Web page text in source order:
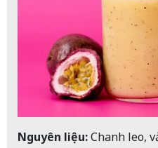
Nguyên liệu:Chanh leo,